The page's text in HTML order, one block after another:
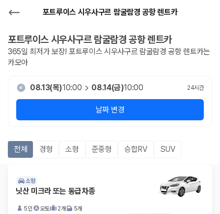
포트루이스 시우사구르 람굴람경 공항 렌트카
포트루이스 시우사구르 람굴람경 공항렌트카
365일 최저가 보장! 포트루이스 시우사구르 람굴람경 공항 렌트카는
카모아
08.13(목)10:00 08.14(금)10:00 24시간
날짜 변경
전체 경형 소형 준중형 승합RV SUV
소형
닛산 미크라 또는 동급차종
5인 오토 2개 5개